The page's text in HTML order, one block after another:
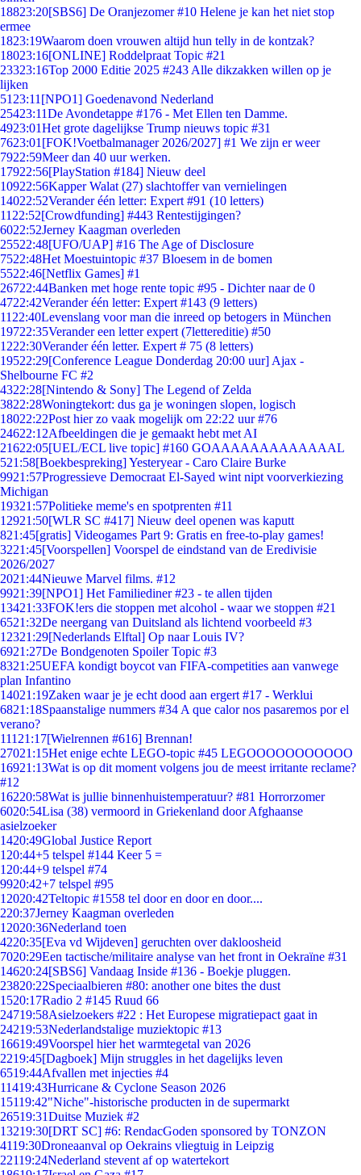
18823:20[SBS6] De Oranjezomer #10 Helene je kan het niet stop
ermee
1823:19Waarom doen vrouwen altijd hun telly in de kontzak?
18023:16[ONLINE] Roddelpraat Topic #21
23323:16Top 2000 Editie 2025 #243 Alle dikzakken willen op je
lijken
51 23:11 [NPO1] Goedenavond Nederland
25423:11De Avondetappe #176 - Met Ellen ten Damme.
4923:01Het grote dagelijkse Trump nieuws topic #31
7623:01 [FOK!Voetbalmanager 2026/2027] #1 We zijn er weer
7922:59Meer dan 40 uur werken.
17922:56[PlayStation #184] Nieuw deel
10922:56Kapper Walat (27) slachtoffer van vernielingen
14022:52Verander één letter: Expert #91 (10 letters)
11 22:52[Crowdfunding] #443 Rentestijgingen?
6022:52Jerney Kaagman overleden
25522:48[UFO/UAP] #16 The Age of Disclosure
7522:48Het Moestuintopic #37 Bloesem in de bomen
5522:46[Netflix Games] #1
26722:44Banken met hoge rente topic #95 - Dichter naar de 0
4722:42Verander één letter: Expert #143 (9 letters)
11 22:40Levenslang voor man die inreed op betogers in München
19722:35Verander een letter expert (7lettereditie) #50
1222:30Verander één letter. Expert # 75 (8 letters)
19522:29[Conference League Donderdag 20:00 uur] Ajax -
Shelbourne FC #2
4322:28[Nintendo & Sony] The Legend of Zelda
3822:28Woningtekort: dus ga je woningen slopen, logisch
18022:22Post hier zo vaak mogelijk om 22:22 uur #76
24622:12Afbeeldingen die je gemaakt hebt met AI
21622:05[UEL/ECL live topic] #160 GOAAAAAAAAAAAAAL
521:58[Boekbespreking] Yesteryear - Caro Claire Burke
9921:57Progressieve Democraat El-Sayed wint nipt voorverkiezing
Michigan
19321:57Politieke meme's en spotprenten #11
12921:50[WLR SC #417] Nieuw deel openen was kaputt
821:45[gratis] Videogames Part 9: Gratis en free-to-play games!
3221:45[Voorspellen] Voorspel de eindstand van de Eredivisie
2026/2027
2021:44Nieuwe Marvel films. #12
9921:39[NPO1] Het Familiediner #23 - te allen tijden
13421:33FOK!ers die stoppen met alcohol - waar we stoppen #21
6521:32De neergang van Duitsland als lichtend voorbeeld #3
12321:29[Nederlands Elftal] Op naar Louis IV?
6921:27De Bondgenoten Spoiler Topic #3
8321:25UEFA kondigt boycot van FIFA-competities aan vanwege
plan Infantino
14021:19Zaken waar je je echt dood aan ergert #17 - Werklui
6821:18Spaanstalige nummers #34 A que calor nos pasaremos por el
verano?
111 21:17[Wielrennen #616] Brennan!
27021:15Het enige echte LEGO-topic #45 LEGOOOOOOOOOOO
16921:13Wat is op dit moment volgens jou de meest irritante reclame?
#12
16220:58Wat is jullie binnenhuistemperatuur? #81 Horrorzomer
6020:54Lisa (38) vermoord in Griekenland door Afghaanse
asielzoeker
1420:49Global Justice Report
1 20:44+5 telspel #144 Keer 5 =
1 20:44+9 telspel #74
9920:42+7 telspel #95
12020:42Teltopic #1558 tel door en door en door....
220:37Jerney Kaagman overleden
12020:36Nederland toen
4220:35[Eva vd Wijdeven] geruchten over dakloosheid
7020:29Een tactische/militaire analyse van het front in Oekraïne #31
14620:24[SBS6] Vandaag Inside #136 - Boekje pluggen.
23820:22Speciaalbieren #80: another one bites the dust
1520:17Radio 2 #145 Ruud 66
24719:58Asielzoekers #22 : Het Europese migratiepact gaat in
24219:53Nederlandstalige muziektopic #13
16619:49Voorspel hier het warmtegetal van 2026
2219:45[Dagboek] Mijn struggles in het dagelijks leven
6519:44Afvallen met injecties #4
11419:43Hurricane & Cyclone Season 2026
15119:42"Niche"-historische producten in de supermarkt
26519:31Duitse Muziek #2
13219:30[DRT SC] #6: RendacGoden sponsored by TONZON
4119:30Droneaanval op Oekrains vliegtuig in Leipzig
22119:24Nederland stevent af op watertekort